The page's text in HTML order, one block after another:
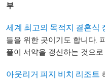
부
세계 최고의 목적지 결혼식
들을 위한 곳이기도 합니다.
플이 서약을 갱신하는 것으
아웃리거 피지 비치 리조트